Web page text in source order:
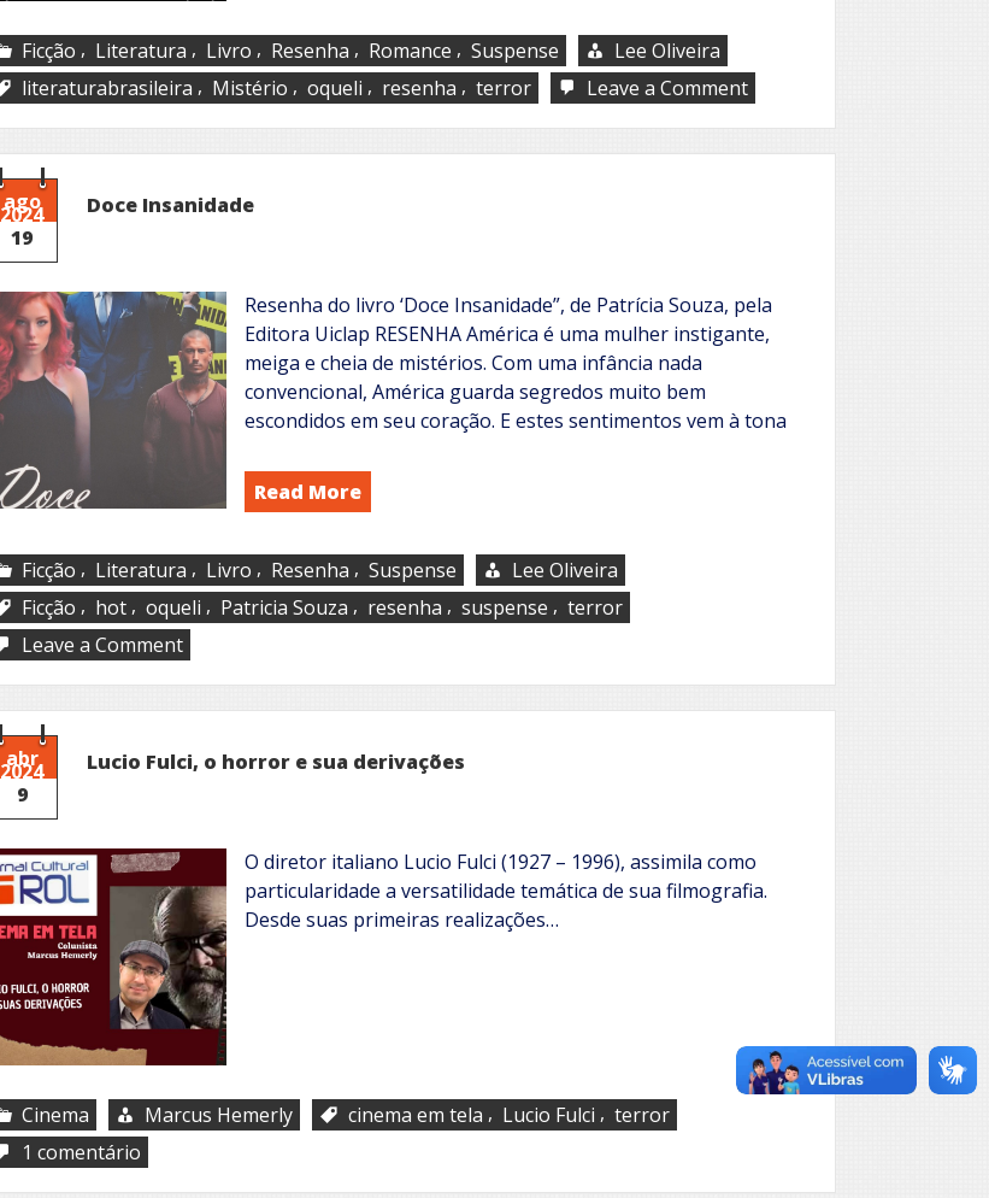
Ficção , Literatura , Livro , Resenha , Romance , Suspense
Lee Oliveira
literaturabrasileira , Mistério , oqueli , resenha , terror Leave a Commenton
O
mistério
da
ago
2024
19
Doce Insanidade
Resenha do livro ‘Doce Insanidade”, de Patrícia Souza, pela
Editora Uiclap RESENHA América é uma mulher instigante,
meiga e cheia de mistérios. Com uma infância nada
convencional, América guarda segredos muito bem
escondidos em seu coração. E estes sentimentos vem à tona
Read More
Ficção , Literatura , Livro , Resenha , Suspense
Lee Oliveira
Ficção , hot , oqueli , Patricia Souza , resenha , suspense , terror
Leave a Commenton
Doce
Insanidade
abr
2024
9
Lucio Fulci, o horror e sua derivações
O diretor italiano Lucio Fulci (1927 – 1996), assimila como
particularidade a versatilidade temática de sua filmografia.
Desde suas primeiras realizações…
Cinema Marcus Hemerly cinema em tela , Lucio Fulci , terror
1 comentário
Lucio